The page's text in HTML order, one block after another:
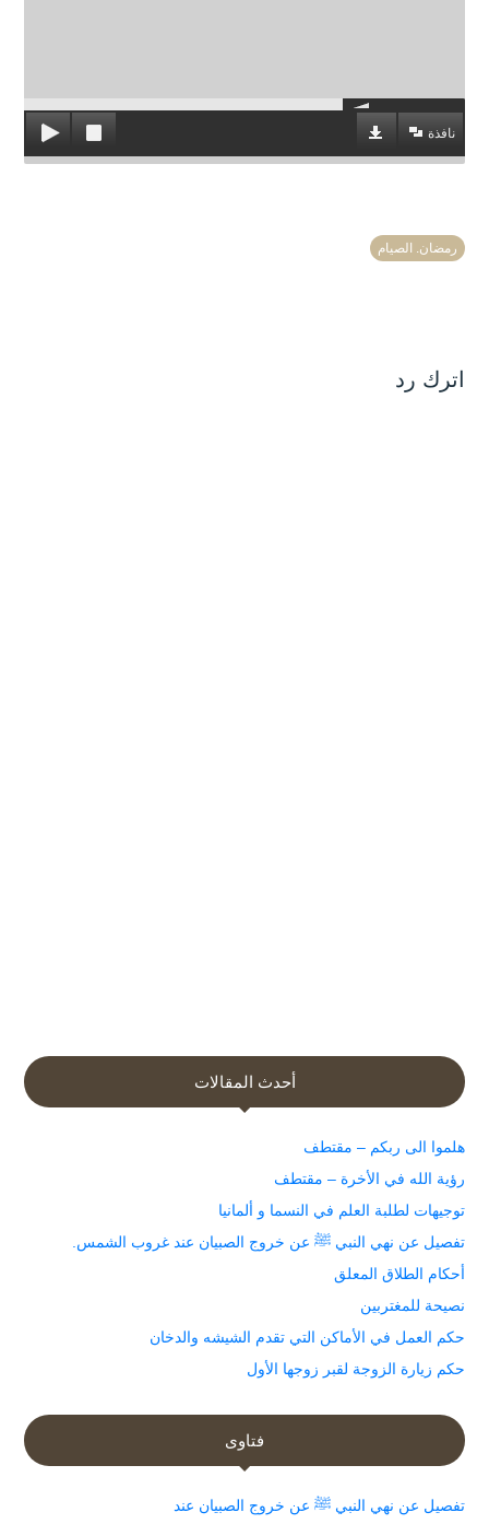
نافذة
رمضان. الصيام
اترك رد
أحدث المقالات
هلموا الى ربكم – مقتطف
رؤية الله في الأخرة – مقتطف
توجيهات لطلبة العلم في النسما و ألمانيا
تفصيل عن نهي النبي ﷺ عن خروج الصبيان عند غروب الشمس.
أحكام الطلاق المعلق
نصيحة للمغتربين
حكم العمل في الأماكن التي تقدم الشيشه والدخان
حكم زيارة الزوجة لقبر زوجها الأول
فتاوى
تفصيل عن نهي النبي ﷺ عن خروج الصبيان عند